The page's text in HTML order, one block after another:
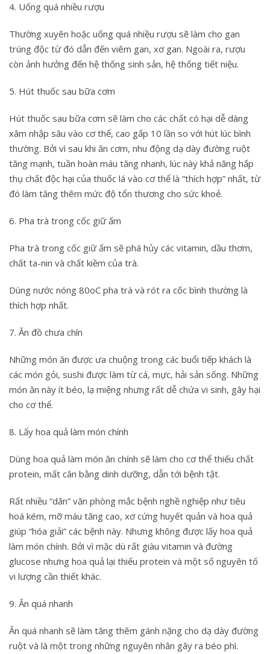
4. Uống quá nhiều rượu
Thường xuyên hoặc uống quá nhiều rượu sẽ làm cho gan
trúng độc từ đó dẫn đến viêm gan, xơ gan. Ngoài ra, rượu
còn ảnh hưởng đến hệ thống sinh sản, hệ thống tiết niệu.
5. Hút thuốc sau bữa cơm
Hút thuốc sau bữa cơm sẽ làm cho các chất có hại dễ dàng
xâm nhập sâu vào cơ thể, cao gấp 10 lần so với hút lúc bình
thường. Bởi vì sau khi ăn cơm, nhu động dạ dày đường ruột
tăng mạnh, tuần hoàn máu tăng nhanh, lúc này khả năng hấp
thụ chất độc hại của thuốc lá vào cơ thể là “thích hợp” nhất, từ
đó làm tăng thêm mức độ tổn thương cho sức khoẻ.
6. Pha trà trong cốc giữ ấm
Pha trà trong cốc giữ ấm sẽ phá hủy các vitamin, dầu thơm,
chất ta-nin và chất kiềm của trà.
Dùng nước nóng 80oC pha trà và rót ra cốc bình thường là
thích hợp nhất.
7. Ăn đồ chưa chín
Những món ăn được ưa chuộng trong các buổi tiếp khách là
các món gỏi, sushi được làm từ cá, mực, hải sản sống. Những
món ăn này ít béo, lạ miệng nhưng rất dễ chứa vi sinh, gây hại
cho cơ thể.
8. Lấy hoa quả làm món chính
Dùng hoa quả làm món ăn chính sẽ làm cho cơ thể thiếu chất
protein, mất cân bằng dinh dưỡng, dẫn tới bệnh tật.
Rất nhiều “dân” văn phòng mắc bệnh nghề nghiệp như tiêu
hoá kém, mỡ máu tăng cao, xơ cứng huyết quản và hoa quả
giúp “hóa giải” các bệnh này. Nhưng không được lấy hoa quả
làm món chính. Bởi vì mặc dù rất giàu vitamin và đường
glucose nhưng hoa quả lại thiếu protein và một số nguyên tố
vi lượng cần thiết khác.
9. Ăn quá nhanh
Ăn quá nhanh sẽ làm tăng thêm gánh nặng cho dạ dày đường
ruột và là một trong những nguyên nhân gây ra béo phì.